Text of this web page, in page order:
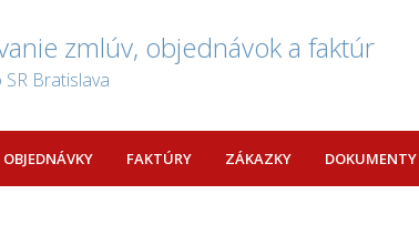
zmlúv, objednávok a faktúr
Bratislava
OBJEDNÁVKY FAKTÚRY ZÁKAZKY DOKUMENTY